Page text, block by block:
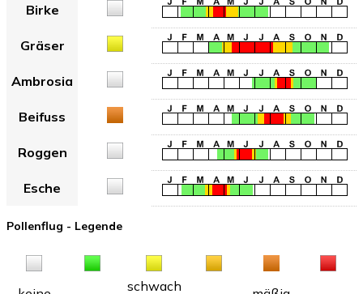
Birke
Gräser
Ambrosia
Beifuss
Roggen
Esche
Pollenflug - Legende
schwach